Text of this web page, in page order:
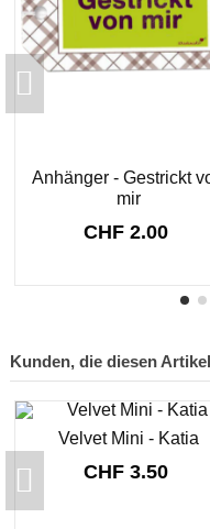
Anhänger - Gestrickt
mir
CHF 2.00
Kunden, die diesen
Velvet Mini - Katia
CHF 3.50